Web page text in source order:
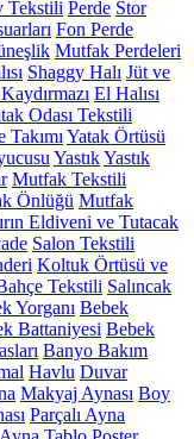
Tekstili Perde Stor
Fon Perde
Mutfak Perdeleri
Shaggy Halı Jüt ve
El Halısı
Odası Tekstili
Yatak Örtüsü
YastıkYastık
Mutfak Tekstili
Önlüğü Mutfak
Eldiveni ve Tutacak
Salon Tekstili
Koltuk Örtüsü ve
Tekstili Salıncak
Yorganı Bebek
Battaniyesi Bebek
Banyo Bakım
Havlu Duvar
Makyaj Aynası Boy
Parçalı Ayna